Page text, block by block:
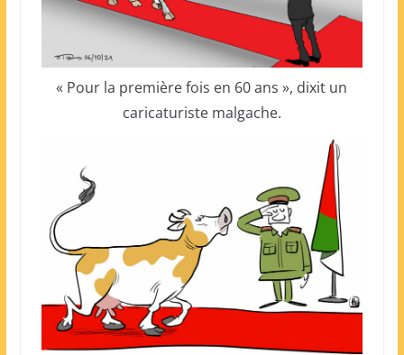
« Pour la première fois en 60 ans », dixit un
caricaturiste malgache.